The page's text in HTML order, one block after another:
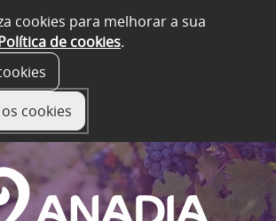
cookies para melhorar a sua
de cookies.
cookies